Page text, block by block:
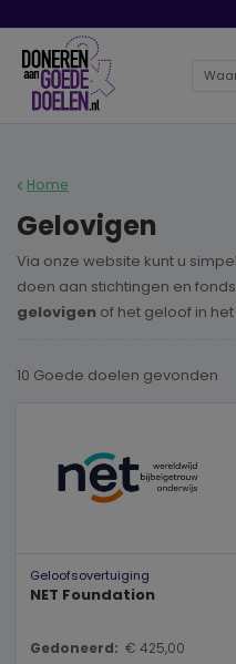
Home
Gelovigen
Via onze website kunt u
doen aan stichtingen en
gelovigen of het geloof in
10 Goede doelen gevonden
Geloofsovertuiging
NET Foundation
Gedoneerd: € 425,00